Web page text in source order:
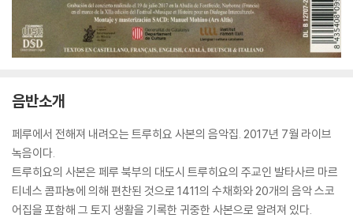
음반소개
페루에서 전해져 내려오는 트루히요 사본의 음악집. 2017년 7월 라이브
녹음이다.
트루히요의 사본은 페루 북부의 대도시 트루히요의 주교인 발타사르 마르
티네스 콤파뇽에 의해 편찬된 것으로 1411의 수채화와 20개의 음악 스코
어집을 포함해 그 토지 생활을 기록한 귀중한 사본으로 알려져 있다.